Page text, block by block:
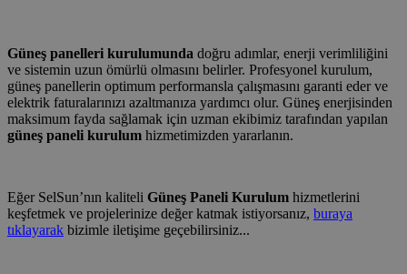
Güneş panelleri kurulumunda doğru adımlar, enerji verimliliğini
ve sistemin uzun ömürlü olmasını belirler. Profesyonel kurulum,
güneş panellerin optimum performansla çalışmasını garanti eder ve
elektrik faturalarınızı azaltmanıza yardımcı olur. Güneş enerjisinden
maksimum fayda sağlamak için uzman ekibimiz tarafından yapılan
güneş paneli kurulum hizmetimizden yararlanın.
Eğer SelSun’nın kaliteli Güneş Paneli Kurulum hizmetlerini
keşfetmek ve projelerinize değer katmak istiyorsanız, buraya
tıklayarak bizimle iletişime geçebilirsiniz...